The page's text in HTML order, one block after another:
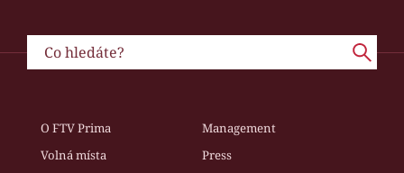
O FTV Prima
Management
Volná místa
Press